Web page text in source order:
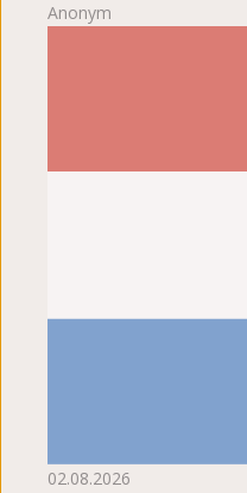
Anonym
02.08.2026